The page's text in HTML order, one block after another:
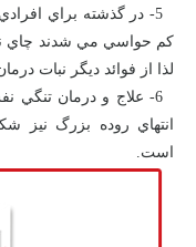
5- در گذشته براي
كم حواسي مي شدند چاي
لذا از فوائد ديگر نبات
6- علاج و درمان تنگي
انتهاي روده بزرگ
است.